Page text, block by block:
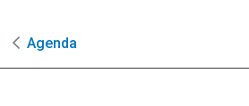
Agenda